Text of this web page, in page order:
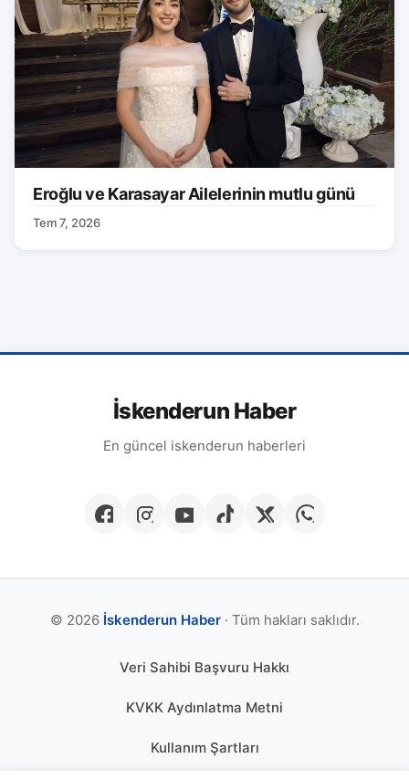
Eroğlu ve Karasayar Ailelerinin mutlu günü
Tem 7, 2026
İskenderun Haber
En güncel iskenderun haberleri
© 2026 İskenderun Haber· Tüm hakları saklıdır.
Veri Sahibi Başvuru Hakkı
KVKK Aydınlatma Metni
Kullanım Şartları